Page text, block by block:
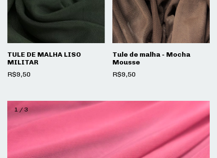
TULE DE MALHA LISO
MILITAR
R$9,50
Tule de malha - Mocha
Mousse
R$9,50
1/3